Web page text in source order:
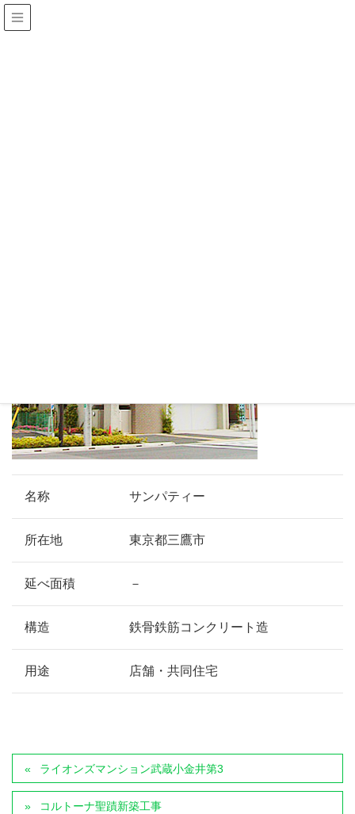
名称 サンパティー
所在地 東京都三鷹市
延べ面積 －
構造 鉄骨鉄筋コンクリート造
用途 店舗・共同住宅
ライオンズマンション武蔵小金井第3
コルトーナ聖蹟新築工事